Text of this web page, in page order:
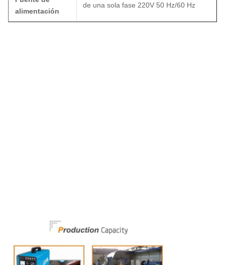
alimentación
de una sola fase 220V 50 Hz/60 Hz